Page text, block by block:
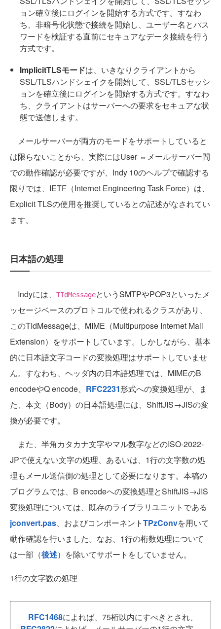
ョン確立後にログインを開始する方式です。すなわ
ち、非暗号化状態で接続を開始し、ユーザー名とパス
ワードを検証する直前にセキュアなデータ接続を行う
方式です。
ImplicitTLSモードは、いきなりクライアントから
SSL/TLSハンドシェイクを開始して、SSL/TLSセッシ
ョンを確立後にログインを開始する方式です。すなわ
ち、クライアントはサーバーへの要求をセキュアな状
態で送信します。
メールサーバーが両方のモードをサポートしていると
は限らないことから、実際にはUser ⇔メールサーバー間
での動作確認が必要ですが、Indy 10のヘルプで確認する
限りでは、IETF（Internet Engineering Task Force）は、
Explicit TLSの使用を推奨しているとの記述がなされてい
ます。
日本語の処理
Indyには、 TIdMessageというSMTPやPOP3といったメ
ッセージベースのプロトコルで使われるクラスがあり、
このTIdMessageは、MIME（Multipurpose Internet Mail
Extension）をサポートしています。しかしながら、基本
的に日本語文字コードの変換処理はサポートしていませ
ん。すなわち、ヘッダ内の日本語処理では、MIMEのB
encodeやQ encode、 RFC2231形式への変換処理が、ま
た、本文（Body）の日本語処理には、ShiftJIS→JISの変
換が必要です。
また、半角カタカナ文字やマル数字などのISO-2022-
JPで使えない文字の処理、あるいは、1行の文字数の処
理もメール送信側の処理として必要になります。本稿の
プログラムでは、B encodeへの変換処理とShiftJIS→JIS
変換処理については、既存のライブラリユニットである
jconvert.pas 、およびコンポーネントTPzConvを用いて
動作確認を行いました。なお、1行の桁数処理について
は一部（後述）を除いてサポートをしていません。
1行の文字数の処理
RFC1468によれば、75桁以内にすべきとされ、